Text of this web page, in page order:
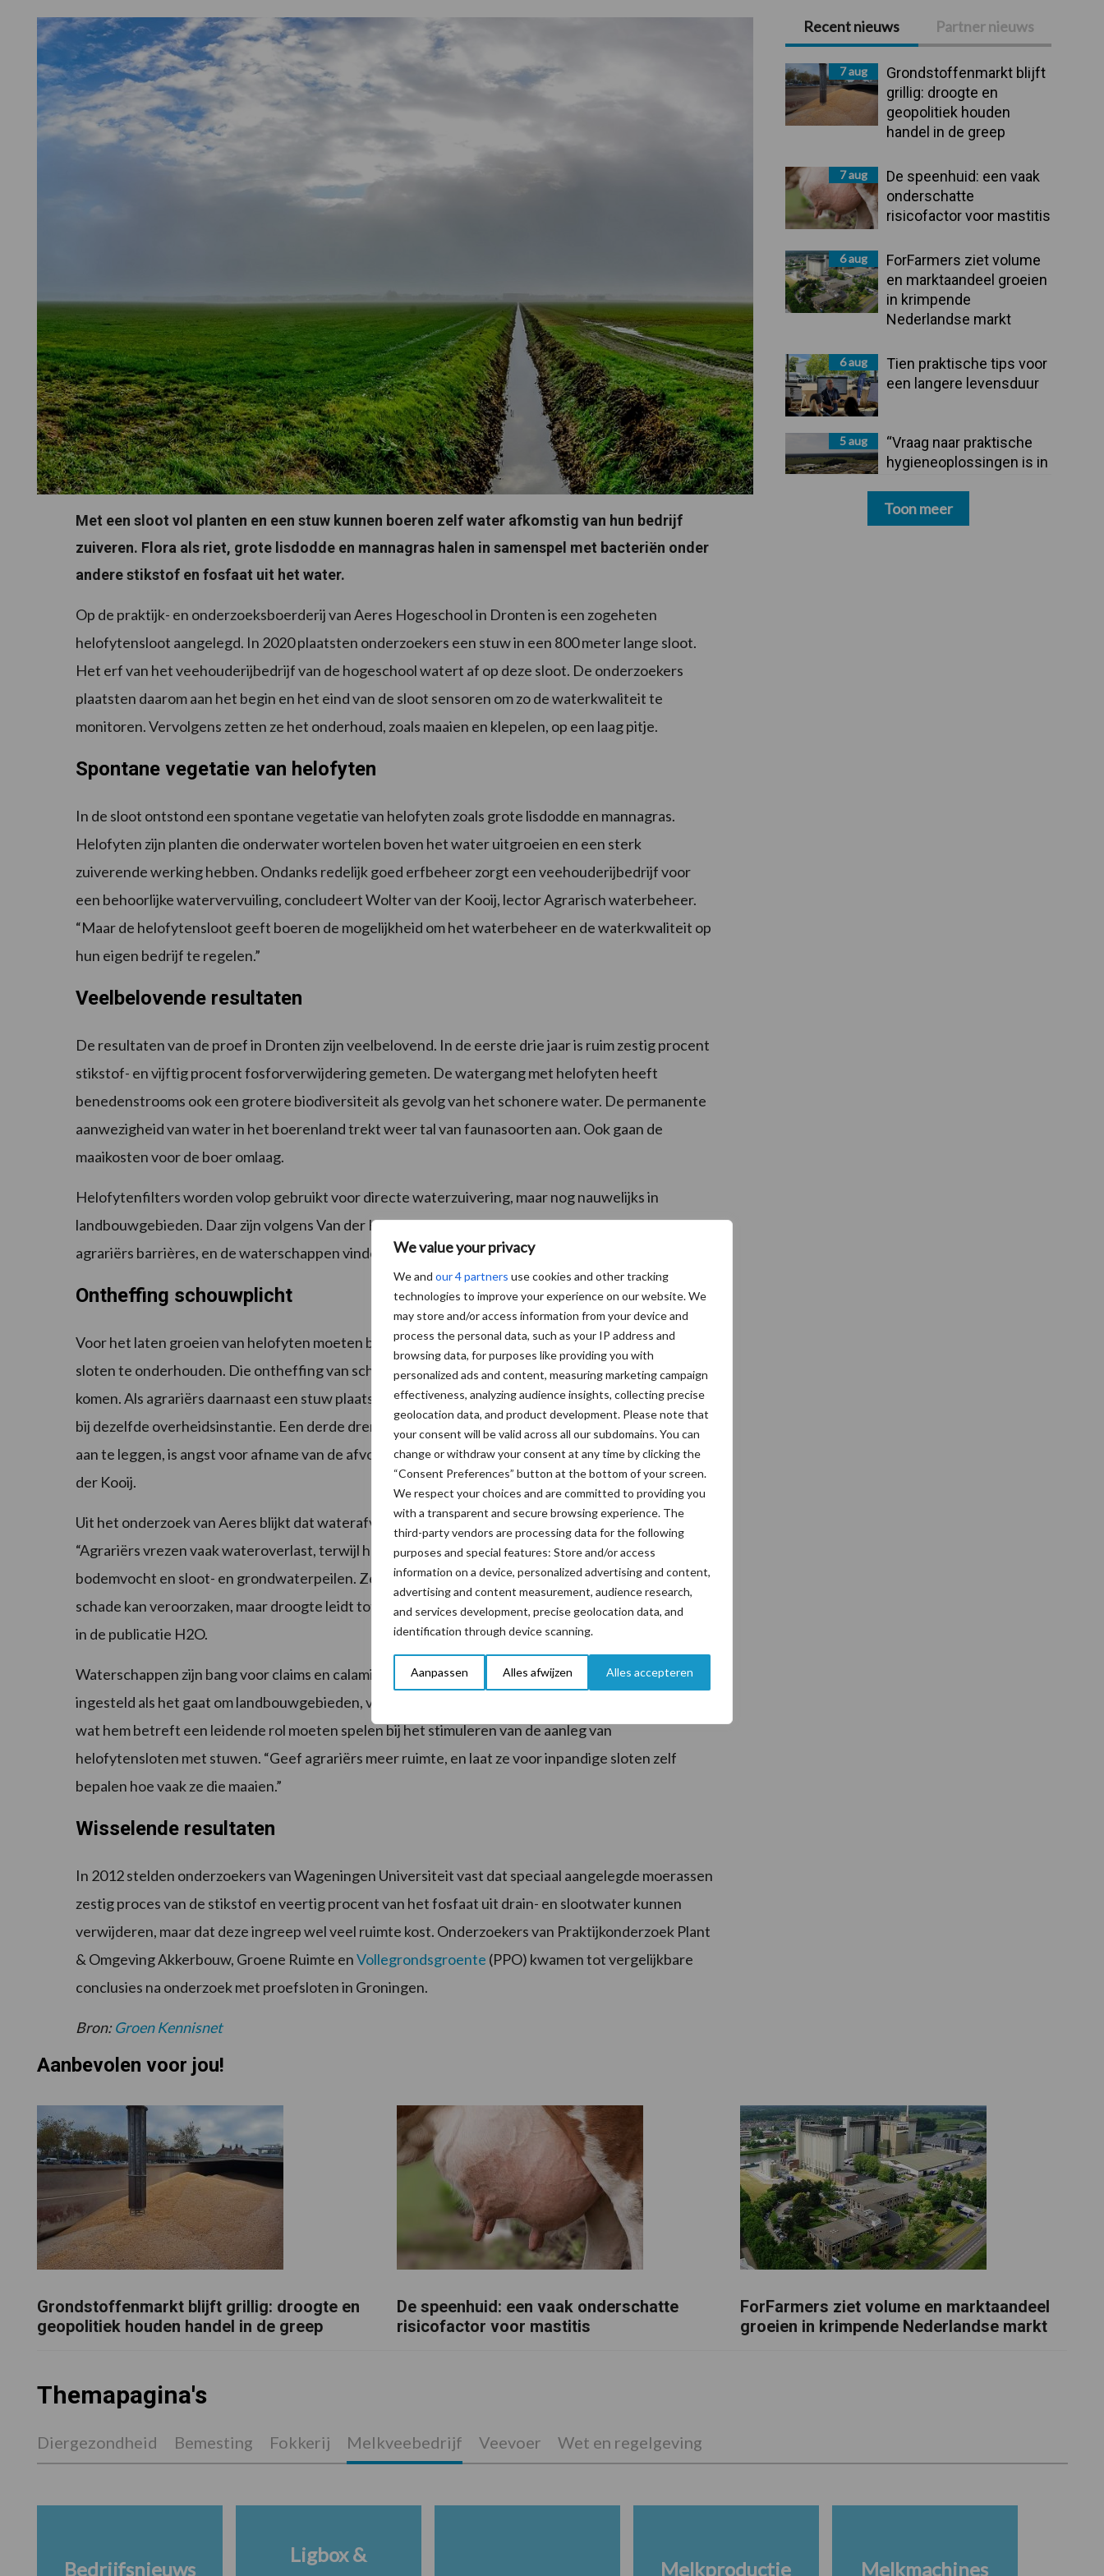
We value your privacy
We and our 4 partners use cookies and other tracking
technologies to improve your experience on our website. We
may store and/or access information from your device and
process the personal data, such as your IP address and
browsing data, for purposes like providing you with
personalized ads and content, measuring marketing campaign
effectiveness, analyzing audience insights, collecting precise
geolocation data, and product development. Please note that
your consent will be valid across all our subdomains. You can
change or withdraw your consent at any time by clicking the
“Consent Preferences” button at the bottom of your screen.
We respect your choices and are committed to providing you
with a transparent and secure browsing experience. The
third-party vendors are processing data for the following
purposes and special features: Store and/or access
information on a device, personalized advertising and content,
advertising and content measurement, audience research,
and services development, precise geolocation data, and
identification through device scanning.
Aanpassen Alles afwijzen Alles accepteren
Met een sloot vol planten en een stuw kunnen boeren zelf water afkomstig van hun bedrijf
zuiveren. Flora als riet, grote lisdodde en mannagras halen in samenspel met bacteriën onder
andere stikstof en fosfaat uit het water.
Op de praktijk- en onderzoeksboerderij van Aeres Hogeschool in Dronten is een zogeheten
helofytensloot aangelegd. In 2020 plaatsten onderzoekers een stuw in een 800 meter lange sloot.
Het erf van het veehouderijbedrijf van de hogeschool watert af op deze sloot. De onderzoekers
plaatsten daarom aan het begin en het eind van de sloot sensoren om zo de waterkwaliteit te
monitoren. Vervolgens zetten ze het onderhoud, zoals maaien en klepelen, op een laag pitje.
Spontane vegetatie van helofyten
In de sloot ontstond een spontane vegetatie van helofyten zoals grote lisdodde en mannagras.
Helofyten zijn planten die onderwater wortelen boven het water uitgroeien en een sterk
zuiverende werking hebben. Ondanks redelijk goed erfbeheer zorgt een veehouderijbedrijf voor
een behoorlijke watervervuiling, concludeert Wolter van der Kooij, lector Agrarisch waterbeheer.
“Maar de helofytensloot geeft boeren de mogelijkheid om het waterbeheer en de waterkwaliteit op
hun eigen bedrijf te regelen.”
Veelbelovende resultaten
De resultaten van de proef in Dronten zijn veelbelovend. In de eerste drie jaar is ruim zestig procent
stikstof- en vijftig procent fosforverwijdering gemeten. De watergang met helofyten heeft
benedenstrooms ook een grotere biodiversiteit als gevolg van het schonere water. De permanente
aanwezigheid van water in het boerenland trekt weer tal van faunasoorten aan. Ook gaan de
maaikosten voor de boer omlaag.
Helofytenfilters worden volop gebruikt voor directe waterzuivering, maar nog nauwelijks in
landbouwgebieden. Daar zijn volgens Van der Kooij,verschillende redenen voor: zo ervaren
agrariërs barrières, en de waterschappen vinden het moeilijk om regie uit handen te geven.
Ontheffing schouwplicht
Voor het laten groeien van helofyten moeten boeren en tuinders ontheven zijn van de plicht om
sloten te onderhouden. Die ontheffing van schouw moet van het desbetreffende waterschap
komen. Als agrariërs daarnaast een stuw plaatsen, moeten ze daar een vergunning voor aanvragen
bij dezelfde overheidsinstantie. Een derde drempel voor agrarisch ondernemers om helofytenfilters
aan te leggen, is angst voor afname van de afvoercapaciteit van de sloot en voor onkruiden, ziet Van
der Kooij.
Uit het onderzoek van Aeres blijkt dat waterafvoer in de begroeide sloot geen problemen oplevert.
“Agrariërs vrezen vaak wateroverlast, terwijl het ze ontbreekt aan kennis over grondwaterstanden,
bodemvocht en sloot- en grondwaterpeilen. Ze zijn bang voor die enkele keer dat wateroverlast
schade kan veroorzaken, maar droogte leidt tot vele jaren opbrengstderving”, constateert de lector
in de publicatie H2O.
Waterschappen zijn bang voor claims en calamiteiten. En ze zijn over het algemeen conservatief
ingesteld als het gaat om landbouwgebieden, verwoordt Van der Kooij. De waterschappen zouden
wat hem betreft een leidende rol moeten spelen bij het stimuleren van de aanleg van
helofytensloten met stuwen. “Geef agrariërs meer ruimte, en laat ze voor inpandige sloten zelf
bepalen hoe vaak ze die maaien.”
Wisselende resultaten
In 2012 stelden onderzoekers van Wageningen Universiteit vast dat speciaal aangelegde moerassen
zestig proces van de stikstof en veertig procent van het fosfaat uit drain- en slootwater kunnen
verwijderen, maar dat deze ingreep wel veel ruimte kost. Onderzoekers van Praktijkonderzoek Plant
& Omgeving Akkerbouw, Groene Ruimte enVollegrondsgroente (PPO) kwamen tot vergelijkbare
conclusies na onderzoek met proefsloten in Groningen.
Bron:Groen Kennisnet
Primaire
Sidebar
Recent nieuws Partner nieuws
7 aug
Grondstoffenmarkt blijft
grillig: droogte en
geopolitiek houden
handel in de greep
7 aug
De speenhuid: een vaak
onderschatte
risicofactor voor mastitis
6 aug
ForFarmers ziet volume
en marktaandeel groeien
in krimpende
Nederlandse markt
6 aug
Tien praktische tips voor
een langere levensduur
5 aug
“Vraag naar praktische
hygieneoplossingen is in
Toon meer
Aanbevolen voor jou!
Grondstoffenmarkt blijft grillig: droogte en
geopolitiek houden handel in de greep
De speenhuid: een vaak onderschatte
risicofactor voor mastitis
ForFarmers ziet volume en marktaandeel
groeien in krimpende Nederlandse markt
Themapagina's
Diergezondheid Bemesting Fokkerij Melkveebedrijf Veevoer Wet en regelgeving
Bedrijfsnieuws
Ligbox &
Melkproductie Melkmachines